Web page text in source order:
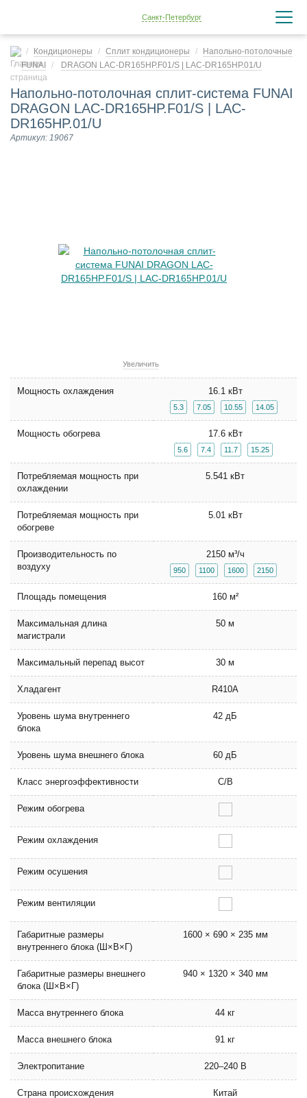
Санкт-Петербург
Кондиционеры Сплит кондиционеры
Напольно-потолочные
FUNAI
DRAGON LAC-DR165HP.F01/S | LAC-DR165HP.01/U
Напольно-потолочная сплит-система FUNAI
DRAGON LAC-DR165HP.F01/S | LAC-
DR165HP.01/U
Артикул: 19067
Увеличить
Мощность охлаждения 16.1 кВт
5.3 7.05 10.55 14.05
Мощность обогрева 17.6 кВт
5.6 7.4 11.7 15.25
Потребляемая мощность при
охлаждении
5.541 кВт
Потребляемая мощность при
обогреве
5.01 кВт
Производительность по
воздуху
2150 м³/ч
950 1100 1600 2150
Площадь помещения 160 м²
Максимальная длина
магистрали
50 м
Максимальный перепад высот 30 м
Хладагент R410A
Уровень шума внутреннего
блока
42 дБ
Уровень шума внешнего блока 60 дБ
Класс энергоэффективности C/B
Режим обогрева
Режим охлаждения
Режим осушения
Режим вентиляции
Габаритные размеры
внутреннего блока (Ш×В×Г)
1600 × 690 × 235 мм
Габаритные размеры внешнего
блока (Ш×В×Г)
940 × 1320 × 340 мм
Масса внутреннего блока 44 кг
Масса внешнего блока 91 кг
Электропитание 220–240 В
Страна происхождения Китай